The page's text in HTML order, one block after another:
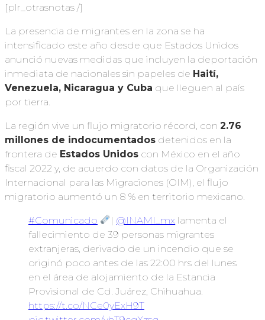
[plr_otrasnotas /]
La presencia de migrantes en la zona se ha
intensificado este año desde que Estados Unidos
anunció nuevas medidas que incluyen la deportación
inmediata de nacionales sin papeles de Haití,
Venezuela, Nicaragua y Cuba que lleguen al país
por tierra.
La región vive un flujo migratorio récord, con 2.76
millones de indocumentados detenidos en la
frontera de Estados Unidos con México en el año
fiscal 2022 y, de acuerdo con datos de la Organización
Internacional para las Migraciones (OIM), el flujo
migratorio aumentó un 8 % en territorio mexicano.
#Comunicado | @INAMI_mx lamenta el
fallecimiento de 39 personas migrantes
extranjeras, derivado de un incendio que se
originó poco antes de las 22:00 hrs del lunes
en el área de alojamiento de la Estancia
Provisional de Cd. Juárez, Chihuahua.
https://t.co/NCe0yExH9T